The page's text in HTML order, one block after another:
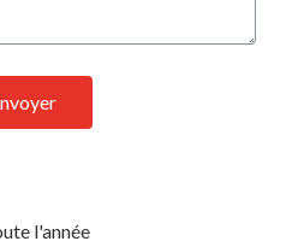
l'année